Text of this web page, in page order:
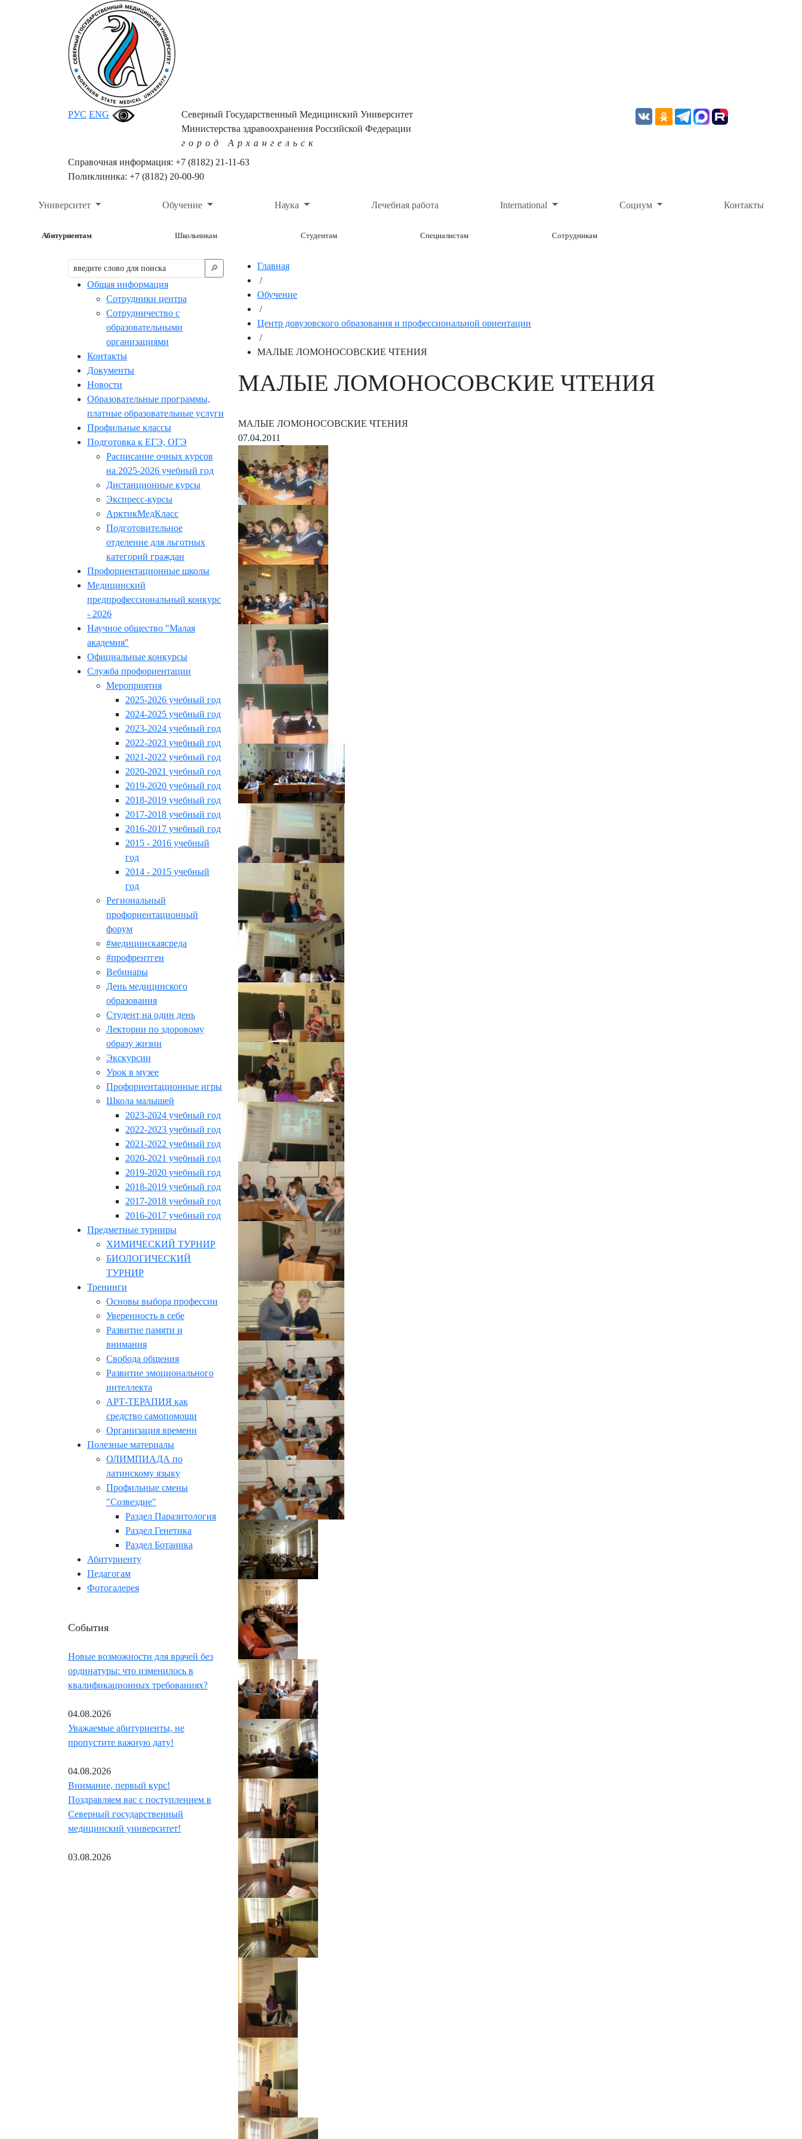
РУС ENG
Северный Государственный Медицинский Университет
Министерства здравоохранения Российской Федерации
город Архангельск
Справочная информация: +7 (8182) 21-11-63
Поликлиника: +7 (8182) 20-00-90
Университет Обучение Наука Лечебная работа International Социум Контакты
Абитуриентам Школьникам Студентам Специалистам Сотрудникам
🔎︎
Общая информация
Сотрудники центра
Сотрудничество с
образовательными
организациями
Контакты
Документы
Новости
Образовательные программы,
платные образовательные услуги
Профильные классы
Подготовка к ЕГЭ, ОГЭ
Расписание очных курсов
на 2025-2026 учебный год
Дистанционные курсы
Экспресс-курсы
АрктикМедКласс
Подготовительное
отделение для льготных
категорий граждан
Профориентационные школы
Медицинский
предпрофессиональный конкурс
- 2026
Научное общество "Малая
академия"
Официальные конкурсы
Служба профориентации
Мероприятия
2025-2026 учебный год
2024-2025 учебный год
2023-2024 учебный год
2022-2023 учебный год
2021-2022 учебный год
2020-2021 учебный год
2019-2020 учебный год
2018-2019 учебный год
2017-2018 учебный год
2016-2017 учебный год
2015 - 2016 учебный
год
2014 - 2015 учебный
год
Региональный
профориентационный
форум
#медицинскаясреда
#профрентген
Вебинары
День медицинского
образования
Студент на один день
Лектории по здоровому
образу жизни
Экскурсии
Урок в музее
Профориентационные игры
Школа малышей
2023-2024 учебный год
2022-2023 учебный год
2021-2022 учебный год
2020-2021 учебный год
2019-2020 учебный год
2018-2019 учебный год
2017-2018 учебный год
2016-2017 учебный год
Предметные турниры
ХИМИЧЕСКИЙ ТУРНИР
БИОЛОГИЧЕСКИЙ
ТУРНИР
Тренинги
Основы выбора профессии
Уверенность в себе
Развитие памяти и
внимания
Свобода общения
Развитие эмоционального
интеллекта
АРТ-ТЕРАПИЯ как
средство самопомощи
Организация времени
Полезные материалы
ОЛИМПИАДА по
латинскому языку
Профильные смены
"Созвездие"
Раздел Паразитология
Раздел Генетика
Раздел Ботаника
Абитуриенту
Педагогам
Фотогалерея
События
Новые возможности для врачей без
ординатуры: что изменилось в
квалификационных требованиях?
04.08.2026
Уважаемые абитуриенты, не
пропустите важную дату!
04.08.2026
Внимание, первый курс!
Поздравляем вас с поступлением в
Северный государственный
медицинский университет!
03.08.2026
Главная
/
Обучение
/
Центр довузовского образования и профессиональной ориентации
/
МАЛЫЕ ЛОМОНОСОВСКИЕ ЧТЕНИЯ
МАЛЫЕ ЛОМОНОСОВСКИЕ ЧТЕНИЯ
МАЛЫЕ ЛОМОНОСОВСКИЕ ЧТЕНИЯ
07.04.2011